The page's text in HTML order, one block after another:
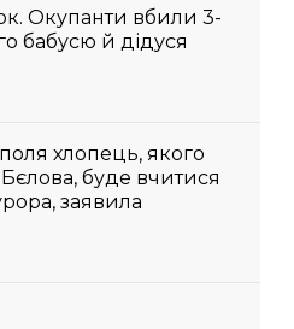
Окупанти вбили 3-
бабусю й дідуся
хлопець, якого
буде вчитися
заявила